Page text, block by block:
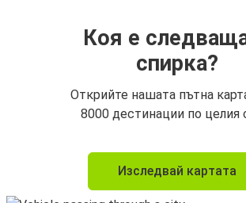
Коя е
спирка?
Открийте нашата пътна
8000 дестинации по целия
Изследвай картата